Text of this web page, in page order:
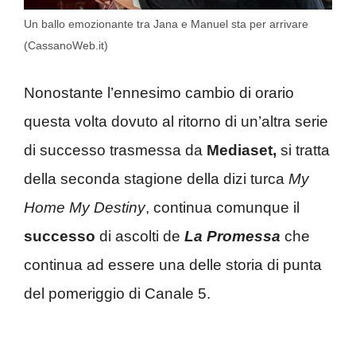
Un ballo emozionante tra Jana e Manuel sta per arrivare
(CassanoWeb.it)
Nonostante l’ennesimo cambio di orario
questa volta dovuto al ritorno di un’altra serie
di successo trasmessa da Mediaset, si tratta
della seconda stagione della dizi turca My
Home My Destiny, continua comunque il
successo di ascolti de La Promessa che
continua ad essere una delle storia di punta
del pomeriggio di Canale 5.